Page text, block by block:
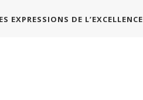
EXPRESSIONS DE L’EXCELLENCE